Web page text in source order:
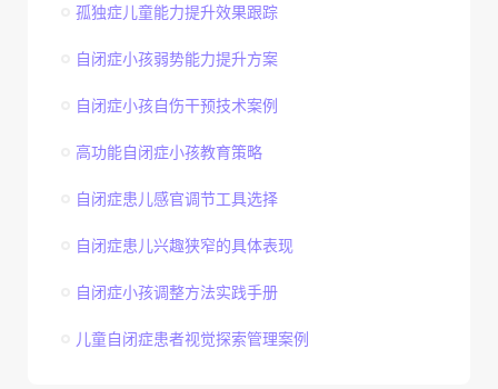
孤独症儿童能力提升效果跟踪
自闭症小孩弱势能力提升方案
自闭症小孩自伤干预技术案例
高功能自闭症小孩教育策略
自闭症患儿感官调节工具选择
自闭症患儿兴趣狭窄的具体表现
自闭症小孩调整方法实践手册
儿童自闭症患者视觉探索管理案例